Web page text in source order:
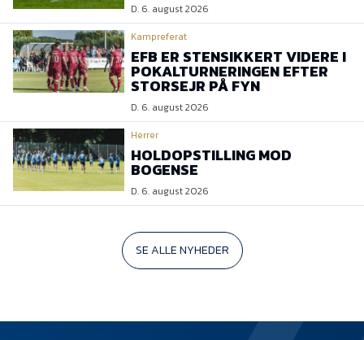
D. 6. august 2026
Kampreferat
EFB ER STENSIKKERT VIDERE I
POKALTURNERINGEN EFTER
STORSEJR PÅ FYN
D. 6. august 2026
Herrer
HOLDOPSTILLING MOD
BOGENSE
D. 6. august 2026
SE ALLE NYHEDER